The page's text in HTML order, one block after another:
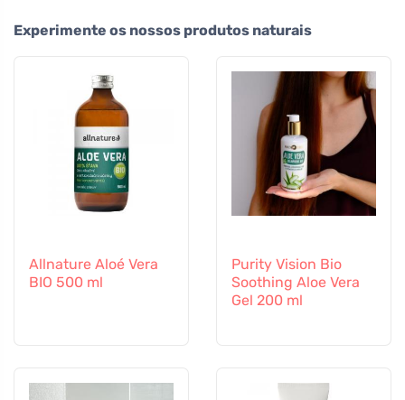
Experimente os nossos produtos naturais
Allnature Aloé Vera
BIO 500 ml
Purity Vision Bio
Soothing Aloe Vera
Gel 200 ml